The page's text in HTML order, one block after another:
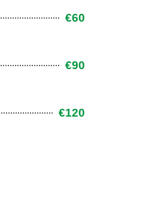
€60
€90
€120